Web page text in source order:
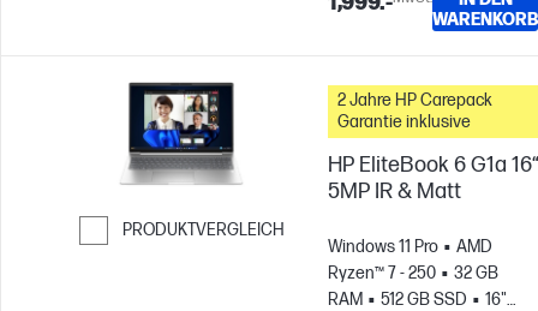
WARENKORB
PRODUKTVERGLEICH
Weiter zum Vergleichen
2 Jahre HP Carepack
Garantie inklusive
HP EliteBook 6 G1a 16“
5MP IR & Matt
Windows 11 Pro
AMD
Ryzen™ 7 - 250
32 GB
RAM
512 GB SSD
16"